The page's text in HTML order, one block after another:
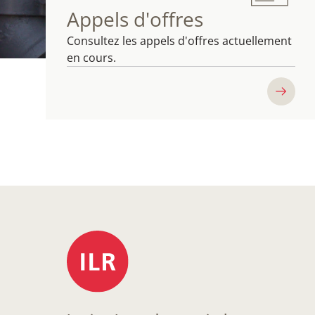
Appels d'offres
Consultez les appels d'offres actuellement
en cours.